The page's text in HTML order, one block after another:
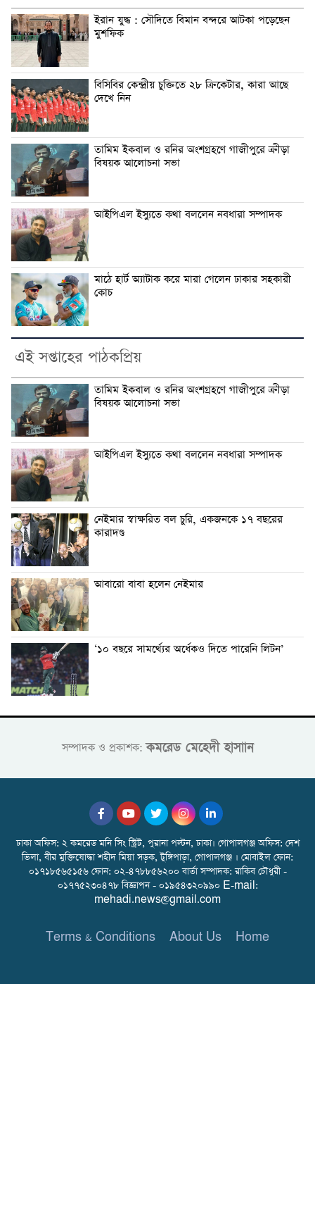
ইরান যুদ্ধ : সৌদিতে বিমান বন্দরে আটকা পড়েছেন
মুশফিক
বিসিবির কেন্দ্রীয় চুক্তিতে ২৮ ক্রিকেটার, কারা আছে
দেখে নিন
তামিম ইকবাল ও রনির অংশগ্রহণে গাজীপুরে ক্রীড়া
বিষয়ক আলোচনা সভা
আইপিএল ইস্যুতে কথা বললেন নবধারা সম্পাদক
মাঠে হার্ট অ্যাটাক করে মারা গেলেন ঢাকার সহকারী
কোচ
এই সপ্তাহের পাঠকপ্রিয়
তামিম ইকবাল ও রনির অংশগ্রহণে গাজীপুরে ক্রীড়া
বিষয়ক আলোচনা সভা
আইপিএল ইস্যুতে কথা বললেন নবধারা সম্পাদক
নেইমার স্বাক্ষরিত বল চুরি, একজনকে ১৭ বছরের
কারাদণ্ড
আবারো বাবা হলেন নেইমার
‘১০ বছরে সামর্থ্যের অর্ধেকও দিতে পারেনি লিটন’
সম্পাদক ও প্রকাশক:কমরেড মেহেদী হাসাান
ঢাকা অফিস: ২ কমরেড মনি সিং স্ট্রিট, পুরানা পল্টন, ঢাকা। গোপালগঞ্জ অফিস: দেশ
ভিলা, বীর মুক্তিযোদ্ধা শহীদ মিয়া সড়ক, টুঙ্গিপাড়া, গোপালগঞ্জ । মোবাইল ফোন:
০১৭১৮৫৬৫১৫৬ ফোন: ০২-৪৭৮৮৫৬২০০ বার্তা সম্পাদক: রাকিব চৌধুরী -
০১৭৭৫২৩০৪৭৮ বিজ্ঞাপন - ০১৯৫৪৩২০৯৯০ E-mail:
mehadi.news@gmail.com
Terms & Conditions About Us Home